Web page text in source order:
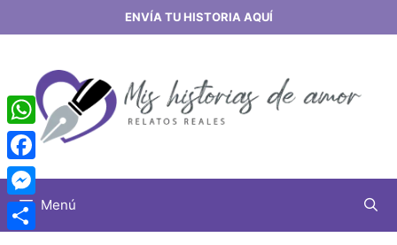
al
ENVÍA TU HISTORIA AQUÍ
Menú
WhatsApp
Facebook
Messenger